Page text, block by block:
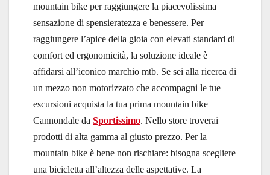
mountain bike per raggiungere la piacevolissima
sensazione di spensieratezza e benessere. Per
raggiungere l’apice della gioia con elevati standard di
comfort ed ergonomicità, la soluzione ideale è
affidarsi all’iconico marchio mtb. Se sei alla ricerca di
un mezzo non motorizzato che accompagni le tue
escursioni acquista la tua prima mountain bike
Cannondale da Sportissimo. Nello store troverai
prodotti di alta gamma al giusto prezzo. Per la
mountain bike è bene non rischiare: bisogna scegliere
una bicicletta all’altezza delle aspettative. La